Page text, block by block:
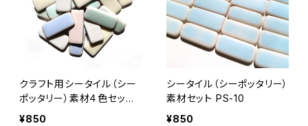
クラフト用シータイル（シー
ポッタリー）素材４色セット
PS-11
¥850
シータイル（シーポッタリー）
素材セット PS-10
¥850